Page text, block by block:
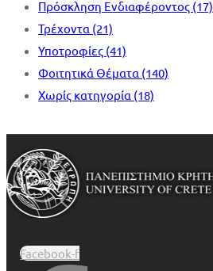
Πρόσκληση Ενδιαφέροντος (17)
Τρέχοντα (21)
Υποτροφίες (41)
Φοιτητικά Θέματα (140)
Χωρίς κατηγορία (18)
Facebook-f